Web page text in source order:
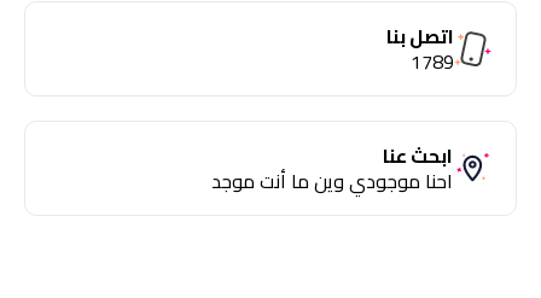
اتصل بنا
1789
ابحث عنا
احنا موجودي وين ما أنت موجد